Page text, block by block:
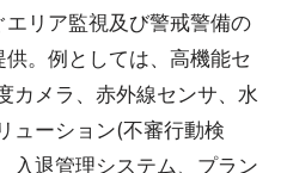
リア監視及び警戒警備の
。例としては、高機能セ
カメラ、赤外線センサ、水
ューション(不審行動検
入退管理システム、プラン